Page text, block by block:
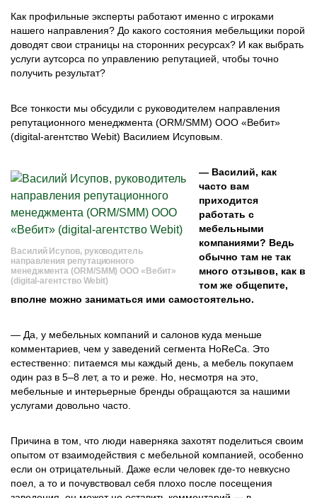
Как профильные эксперты работают именно с игроками
нашего направления? До какого состояния мебельщики порой
доводят свои страницы на сторонних ресурсах? И как выбрать
услуги аутсорса по управлению репутацией, чтобы точно
получить результат?
Все тонкости мы обсудили с руководителем направления
репутационного менеджмента (ORM/SMM) ООО «Вебит»
(digital-агентство Webit) Василием Исуповым.
Василий Исупов, руководитель
направления репутационного
менеджмента (ORM/SMM) ООО «Вебит»
(digital-агентство Webit)
— Василий, как
часто вам
приходится
работать с
мебельными
компаниями? Ведь
обычно там не так
много отзывов, как в
том же общепите,
вполне можно заниматься ими самостоятельно.
— Да, у мебельных компаний и салонов куда меньше
комментариев, чем у заведений сегмента HoReCa. Это
естественно: питаемся мы каждый день, а мебель покупаем
один раз в 5–8 лет, а то и реже. Но, несмотря на это,
мебельные и интерьерные бренды обращаются за нашими
услугами довольно часто.
Причина в том, что люди наверняка захотят поделиться своим
опытом от взаимодействия с мебельной компанией, особенно
если он отрицательный. Даже если человек где-то невкусно
поел, а то и почувствовал себя плохо после посещения